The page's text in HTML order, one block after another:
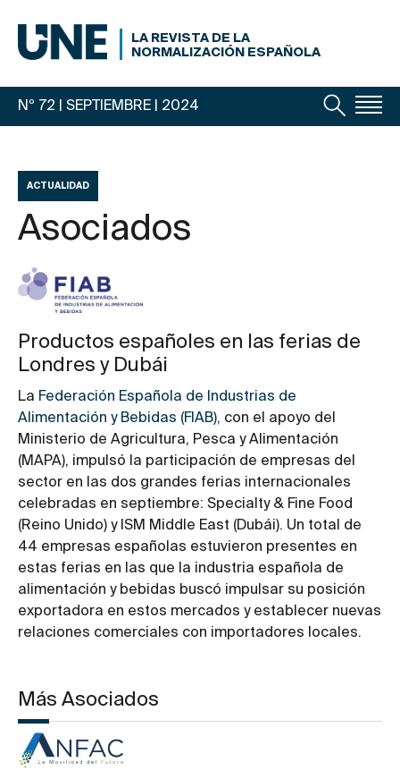
LA REVISTA DE LA
NORMALIZACIÓN ESPAÑOLA
Nº 72 | SEPTIEMBRE | 2024
ACTUALIDAD
Asociados
Productos españoles en las ferias de
Londres y Dubái
La Federación Española de Industrias de
Alimentación y Bebidas (FIAB), con el apoyo del
Ministerio de Agricultura, Pesca y Alimentación
(MAPA), impulsó la participación de empresas del
sector en las dos grandes ferias internacionales
celebradas en septiembre: Specialty & Fine Food
(Reino Unido) y ISM Middle East (Dubái). Un total de
44 empresas españolas estuvieron presentes en
estas ferias en las que la industria española de
alimentación y bebidas buscó impulsar su posición
exportadora en estos mercados y establecer nuevas
relaciones comerciales con importadores locales.
Más Asociados